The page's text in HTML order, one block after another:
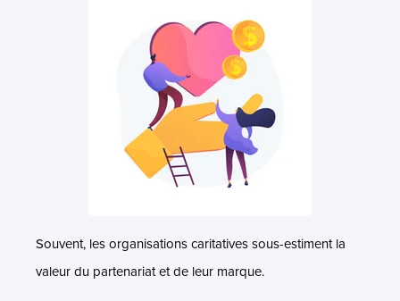
Souvent, les organisations caritatives sous-estiment la
valeur du partenariat et de leur marque.